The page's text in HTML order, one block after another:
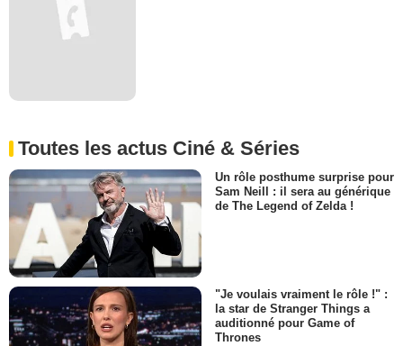
Toutes les actus Ciné & Séries
Un rôle posthume surprise pour
Sam Neill : il sera au générique
de The Legend of Zelda !
"Je voulais vraiment le rôle !" :
la star de Stranger Things a
auditionné pour Game of
Thrones